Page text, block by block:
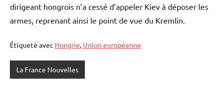
dirigeant hongrois n’a cessé d’appeler Kiev à déposer les
armes, reprenant ainsi le point de vue du Kremlin.
Étiqueté avec Hongrie, Union européenne
La France Nouvelles